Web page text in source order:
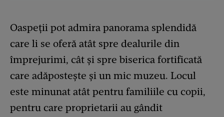
Oaspeții pot admira panorama splendidă
care li se oferă atât spre dealurile din
împrejurimi, cât și spre biserica fortificată
care adăpostește și un mic muzeu. Locul
este minunat atât pentru familiile cu copii,
pentru care proprietarii au gândit